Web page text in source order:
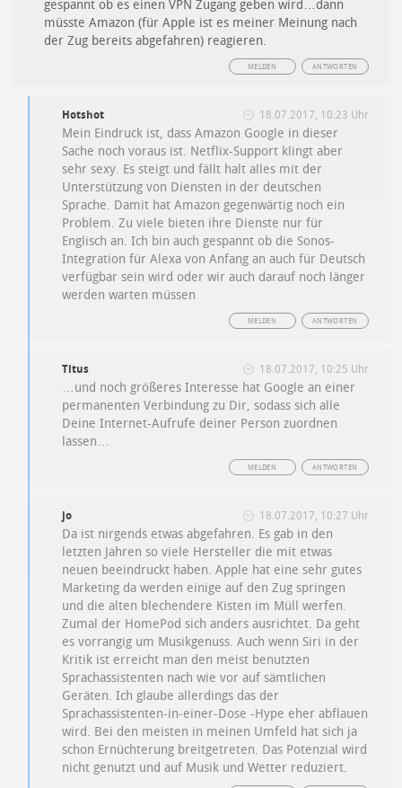
gespannt ob es einen VPN Zugang geben wird…dann
müsste Amazon (für Apple ist es meiner Meinung nach
der Zug bereits abgefahren) reagieren.
ANTWORTEN
MELDEN
Hotshot 18.07.2017, 10:23 Uhr
Mein Eindruck ist, dass Amazon Google in dieser
Sache noch voraus ist. Netflix-Support klingt aber
sehr sexy. Es steigt und fällt halt alles mit der
Unterstützung von Diensten in der deutschen
Sprache. Damit hat Amazon gegenwärtig noch ein
Problem. Zu viele bieten ihre Dienste nur für
Englisch an. Ich bin auch gespannt ob die Sonos-
Integration für Alexa von Anfang an auch für Deutsch
verfügbar sein wird oder wir auch darauf noch länger
werden warten müssen
ANTWORTEN
MELDEN
Titus 18.07.2017, 10:25 Uhr
…und noch größeres Interesse hat Google an einer
permanenten Verbindung zu Dir, sodass sich alle
Deine Internet-Aufrufe deiner Person zuordnen
lassen…
ANTWORTEN
MELDEN
jo 18.07.2017, 10:27 Uhr
Da ist nirgends etwas abgefahren. Es gab in den
letzten Jahren so viele Hersteller die mit etwas
neuen beeindruckt haben. Apple hat eine sehr gutes
Marketing da werden einige auf den Zug springen
und die alten blechendere Kisten im Müll werfen.
Zumal der HomePod sich anders ausrichtet. Da geht
es vorrangig um Musikgenuss. Auch wenn Siri in der
Kritik ist erreicht man den meist benutzten
Sprachassistenten nach wie vor auf sämtlichen
Geräten. Ich glaube allerdings das der
Sprachassistenten-in-einer-Dose -Hype eher abflauen
wird. Bei den meisten in meinen Umfeld hat sich ja
schon Ernüchterung breitgetreten. Das Potenzial wird
nicht genutzt und auf Musik und Wetter reduziert.